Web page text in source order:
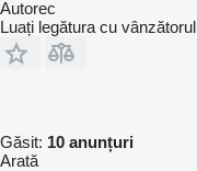
Autorec
Luați legătura cu vânzătorul
Găsit: 10 anunțuri
Arată